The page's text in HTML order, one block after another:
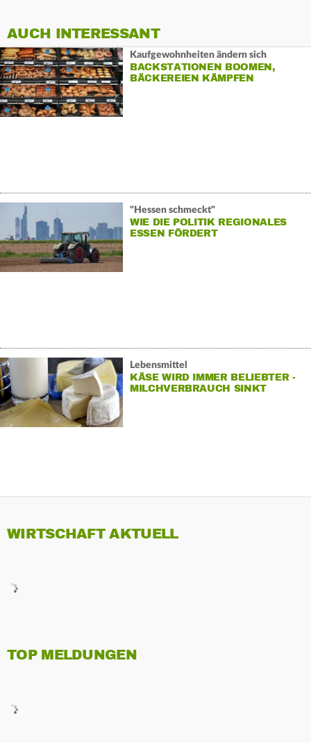
AUCH INTERESSANT
Kaufgewohnheiten ändern sich
BACKSTATIONEN BOOMEN,
BÄCKEREIEN KÄMPFEN
"Hessen schmeckt"
WIE DIE POLITIK REGIONALES
ESSEN FÖRDERT
Lebensmittel
KÄSE WIRD IMMER BELIEBTER -
MILCHVERBRAUCH SINKT
WIRTSCHAFT AKTUELL
TOP MELDUNGEN